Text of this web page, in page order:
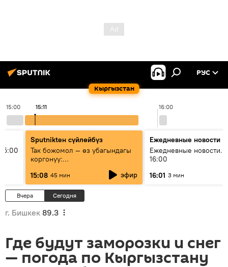
Кыргызстан
РУС
15:00 16:00
15:11
Sputnikteн сүйлөйбүз
Так божомол — өз убагындагы
коргонуу:
гидрометеорологиялык кызмат
кантип өркүндөтүлүүдө
15:08 45 мин эфир
Ежедневные новости
Ежедневные новости.
16:00
16:01 3 мин
Вчера Сегодня
г. Бишкек 89.3
Где будут заморозки и снег
— погода по Кыргызстану